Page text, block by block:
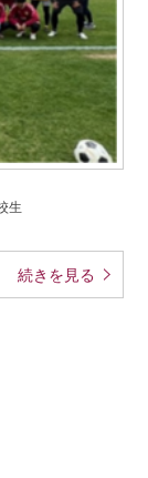
生
続きを見る